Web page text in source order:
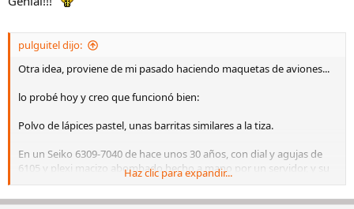
pulguitel dijo:
Otra idea, proviene de mi pasado haciendo maquetas de aviones...
lo probé hoy y creo que funcionó bien:
Polvo de lápices pastel, unas barritas similares a la tiza.
En un Seiko 6309-7040 de hace unos 30 años, con dial y agujas de
6105 y plexi macizo abombado hecho a mano por un servidor, y su
nato verde oliva.
Haz clic para expandir...